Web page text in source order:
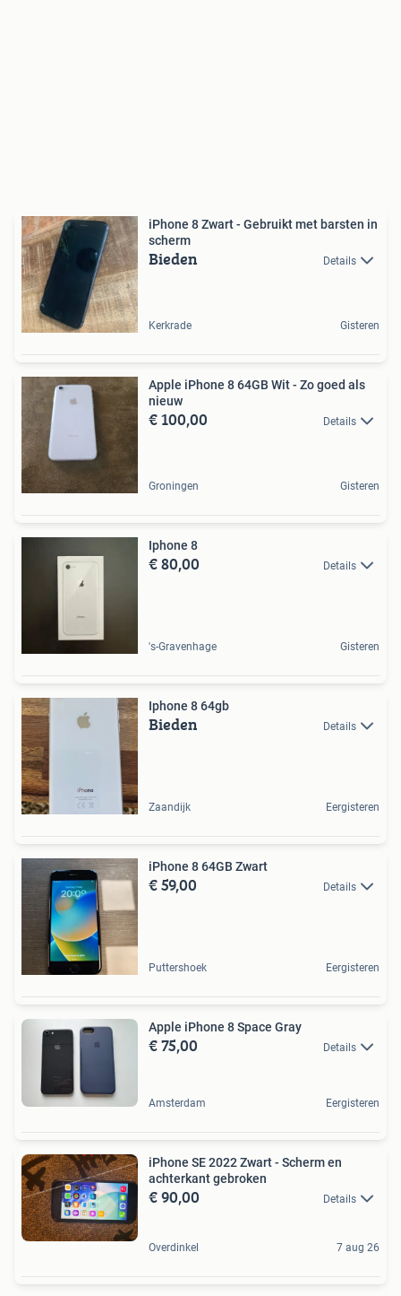
iPhone 8 Zwart - Gebruikt met barsten in
scherm
Bieden Details
Kerkrade Gisteren
Apple iPhone 8 64GB Wit - Zo goed als
nieuw
€ 100,00 Details
Groningen Gisteren
Iphone 8
€ 80,00 Details
's-Gravenhage Gisteren
Iphone 8 64gb
Bieden Details
Zaandijk Eergisteren
iPhone 8 64GB Zwart
€ 59,00 Details
Puttershoek Eergisteren
Apple iPhone 8 Space Gray
€ 75,00 Details
Amsterdam Eergisteren
iPhone SE 2022 Zwart - Scherm en
achterkant gebroken
€ 90,00 Details
Overdinkel 7 aug 26